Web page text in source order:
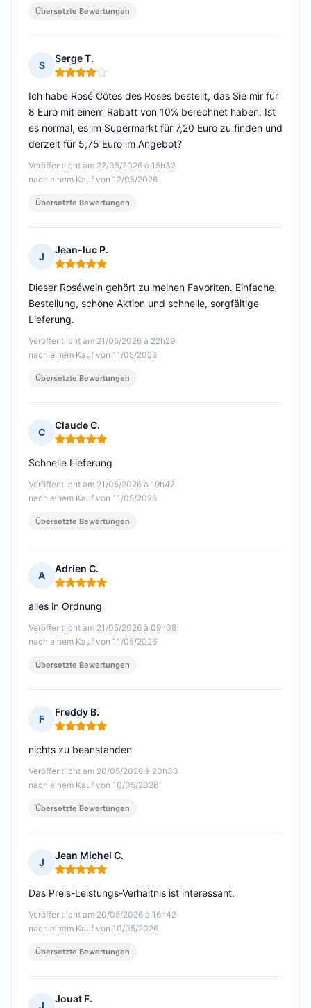
Übersetzte Bewertungen
S
Serge T.
Hinweis: 4 von 5
Veröffentlicht am 22/05/2026 à 15h32
nach einem Kauf von 12/05/2026
Ich habe Rosé Côtes des Roses bestellt, das Sie mir für
8 Euro mit einem Rabatt von 10% berechnet haben. Ist
es normal, es im Supermarkt für 7,20 Euro zu finden und
derzeit für 5,75 Euro im Angebot?
Übersetzte Bewertungen
J
Jean-luc P.
Hinweis: 5 von 5
Veröffentlicht am 21/05/2026 à 22h29
nach einem Kauf von 11/05/2026
Dieser Roséwein gehört zu meinen Favoriten. Einfache
Bestellung, schöne Aktion und schnelle, sorgfältige
Lieferung.
Übersetzte Bewertungen
C
Claude C.
Hinweis: 5 von 5
Veröffentlicht am 21/05/2026 à 19h47
nach einem Kauf von 11/05/2026
Schnelle Lieferung
Übersetzte Bewertungen
A
Adrien C.
Hinweis: 5 von 5
Veröffentlicht am 21/05/2026 à 09h08
nach einem Kauf von 11/05/2026
alles in Ordnung
Übersetzte Bewertungen
F
Freddy B.
Hinweis: 5 von 5
Veröffentlicht am 20/05/2026 à 20h33
nach einem Kauf von 10/05/2026
nichts zu beanstanden
Übersetzte Bewertungen
J
Jean Michel C.
Hinweis: 5 von 5
Veröffentlicht am 20/05/2026 à 16h42
nach einem Kauf von 10/05/2026
Das Preis-Leistungs-Verhältnis ist interessant.
Übersetzte Bewertungen
Jouat F.